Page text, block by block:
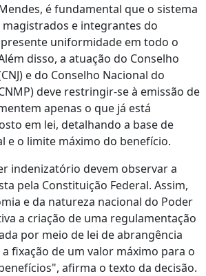
é fundamental que o sistema
e integrantes do
uniformidade em todo o
disso, a atuação do Conselho
e do Conselho Nacional do
deve restringir-se à emissão de
apenas o que já está
em lei, detalhando a base de
e o limite máximo do benefício.
indenizatório devem observar a
pela Constituição Federal. Assim,
e da natureza nacional do Poder
a criação de uma regulamentação
por meio de lei de abrangência
fixação de um valor máximo para o
afirma o texto da decisão.